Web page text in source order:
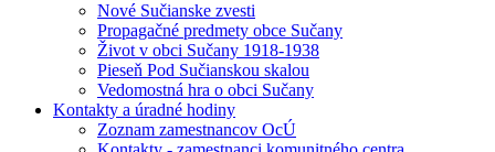
Nové Sučianske zvesti
Propagačné predmety obce Sučany
Život v obci Sučany 1918-1938
Pieseň Pod Sučianskou skalou
Vedomostná hra o obci Sučany
Kontakty a úradné hodiny
Zoznam zamestnancov OcÚ